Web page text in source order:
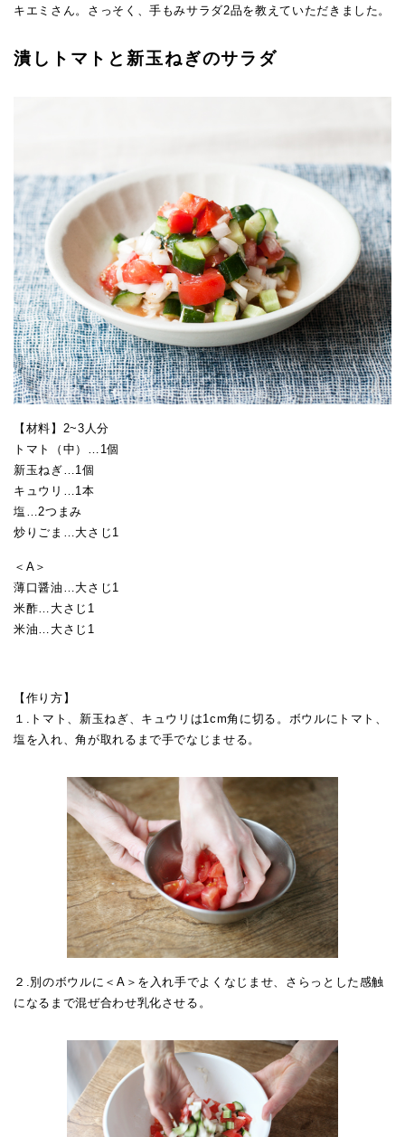
キエミさん。さっそく、手もみサラダ2品を教えていただきました。
潰しトマトと新玉ねぎのサラダ
【材料】2~3人分
トマト（中）…1個
新玉ねぎ…1個
キュウリ…1本
塩…2つまみ
炒りごま…大さじ1
＜A＞
薄口醤油…大さじ1
米酢…大さじ1
米油…大さじ1
【作り方】
１.トマト、新玉ねぎ、キュウリは1cm角に切る。ボウルにトマト、
塩を入れ、角が取れるまで手でなじませる。
２.別のボウルに＜A＞を入れ手でよくなじませ、さらっとした感触
になるまで混ぜ合わせ乳化させる。